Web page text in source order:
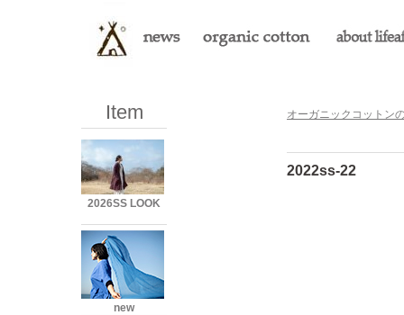
オーガニックコットン
2022ss-22
Item
2026SS LOOK
new